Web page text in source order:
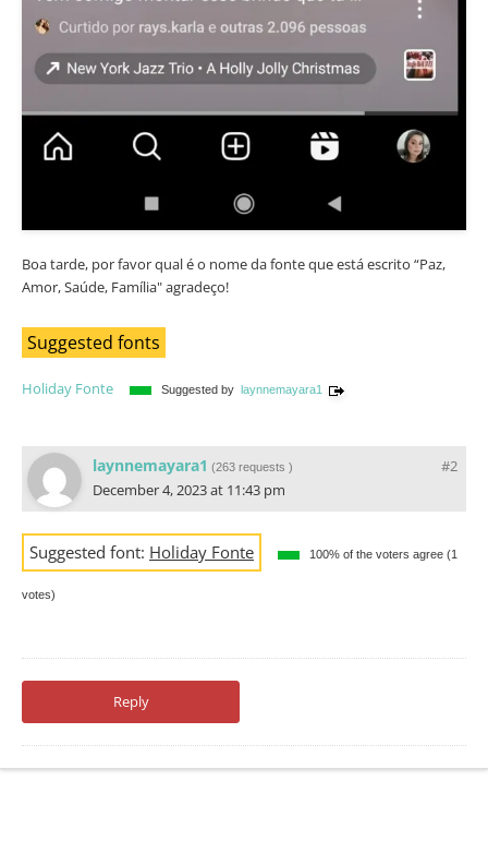
Boa tarde, por favor qual é o nome da fonte que está escrito “Paz,
Amor, Saúde, Família" agradeço!
Suggested fonts
Holiday Fonte Suggested by laynnemayara1
#2
laynnemayara1 (263 requests )
December 4, 2023 at 11:43 pm
Suggested font: Holiday Fonte 100% of the voters agree (1
votes)
Reply